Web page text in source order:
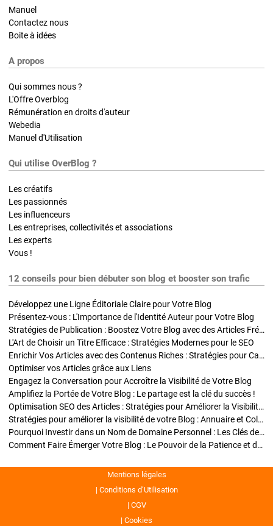
Manuel
Contactez nous
Boite à idées
A propos
Qui sommes nous ?
L'Offre Overblog
Rémunération en droits d'auteur
Webedia
Manuel d'Utilisation
Qui utilise OverBlog ?
Les créatifs
Les passionnés
Les influenceurs
Les entreprises, collectivités et associations
Les experts
Vous !
12 conseils pour bien débuter son blog et booster son trafic
Développez une Ligne Éditoriale Claire pour Votre Blog
Présentez-vous : L'Importance de l'Identité Auteur pour Votre Blog
Stratégies de Publication : Boostez Votre Blog avec des Articles Fréquents et Exclusifs
L'Art de Choisir un Titre Efficace : Stratégies Modernes pour le SEO
Enrichir Vos Articles avec des Contenus Riches : Stratégies pour Captiver et Optimiser
Optimiser vos Articles grâce aux Liens
Engagez la Conversation pour Accroître la Visibilité de Votre Blog
Amplifiez la Portée de Votre Blog : Le partage est la clé du succès !
Optimisation SEO des Articles : Stratégies pour Améliorer la Visibilité de Votre Blog
Stratégies pour améliorer la visibilité de votre Blog : Annuaire et Collaborations
Pourquoi Investir dans un Nom de Domaine Personnel : Les Clés de la Réussite de Votre Blog
Comment Faire Émerger Votre Blog : Le Pouvoir de la Patience et de la Persévérance
Mentions légales
Conditions d’Utilisation
CGV
Cookies